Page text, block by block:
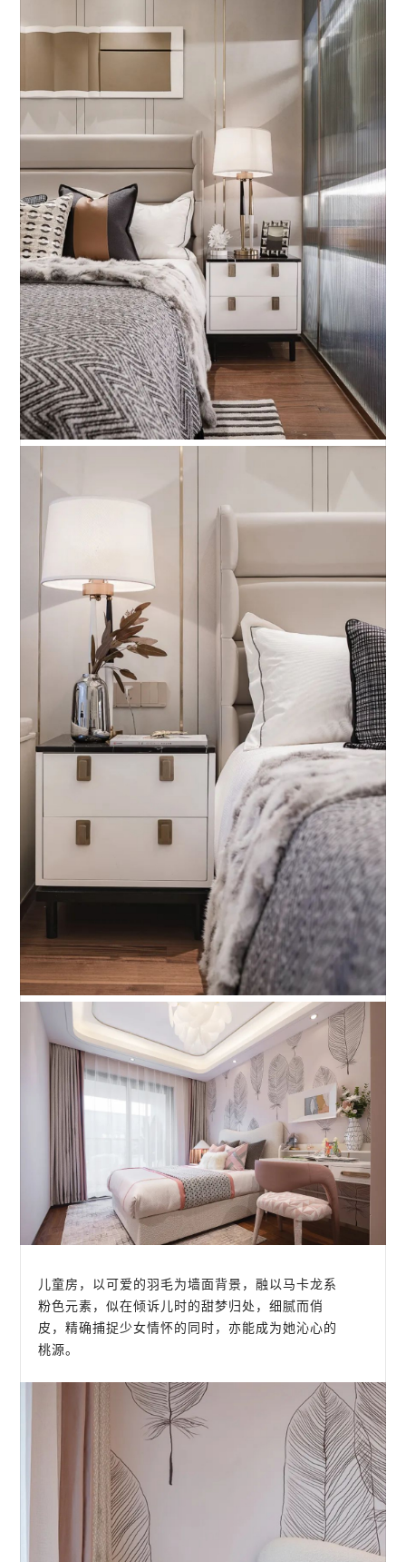
儿童房，以可爱的羽毛为墙面背景，融以马卡龙系
粉色元素，似在倾诉儿时的甜梦归处，细腻而俏
皮，精确捕捉少女情怀的同时，亦能成为她沁心的
桃源。